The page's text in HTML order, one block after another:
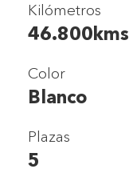
Kilómetros
46.800kms
Color
Blanco
Plazas
5